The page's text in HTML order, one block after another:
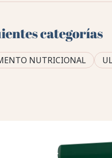
categorías
NUTRICIONAL